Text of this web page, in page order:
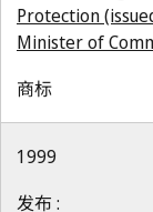
Protection
Minister of
商标
1999
发布 :